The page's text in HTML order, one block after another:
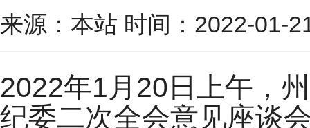
来源：本站 时间：2022-01-
2022年1月20日上午，
纪委二次全会意见座谈